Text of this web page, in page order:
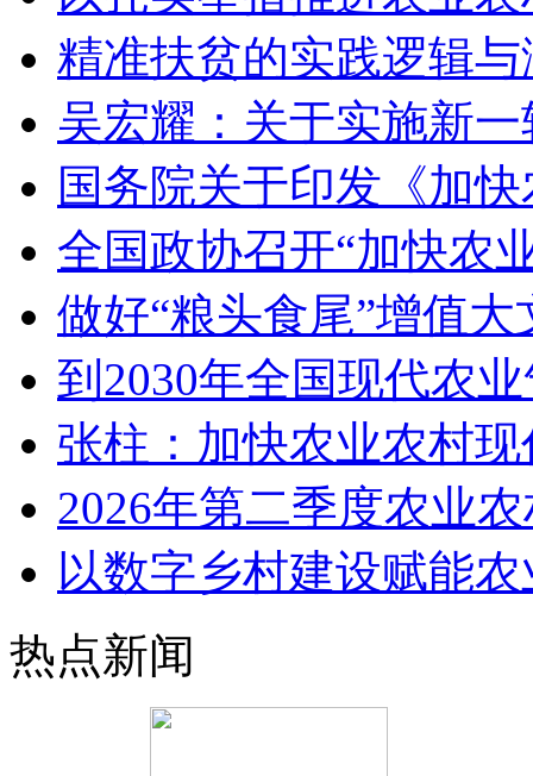
精准扶贫的实践逻辑
吴宏耀：关于实施新
国务院关于印发《加
全国政协召开“加快农
做好“粮头食尾”增值大
到2030年全国现代农
张柱：加快农业农村
2026年第二季度农业
以数字乡村建设赋能
热点新闻